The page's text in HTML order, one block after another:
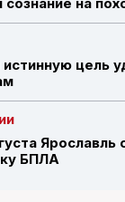
на
цель
БПЛА